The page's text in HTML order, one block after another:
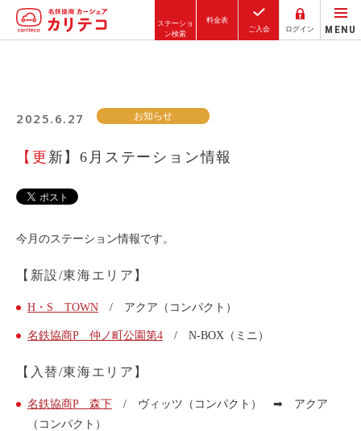
ステーショ
ン検索
料金表
ご入会
ログイン MENU
ステーション検索
金沢エリア
ライド&カーシェア
モデルコース
2025.6.27 お知らせ
【更新】6月ステーション情報
今月のステーション情報です。
【新設/東海エリア】
H・S TOWN / アクア（コンパクト）
名鉄協商P 仲ノ町公園第4 / N-BOX（ミニ）
【入替/東海エリア】
名鉄協商P 森下 / ヴィッツ（コンパクト） ➡ アクア
（コンパクト）